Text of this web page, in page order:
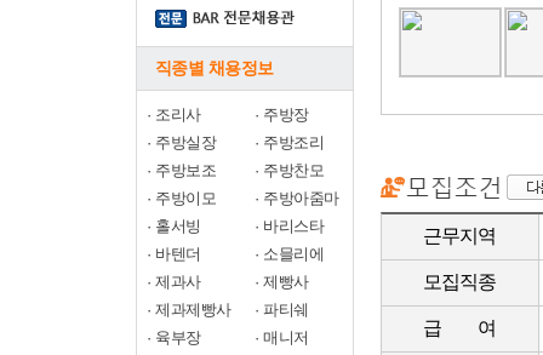
직종별 채용정보
· 조리사 · 주방장
· 주방실장 · 주방조리
· 주방보조 · 주방찬모
· 주방이모 · 주방아줌마
· 홀서빙 · 바리스타
· 바텐더 · 소믈리에
·제과사 ·제빵사
·제과제빵사 ·파티쉐
· 육부장 ·매니저
근무지역
모집직종
급 여